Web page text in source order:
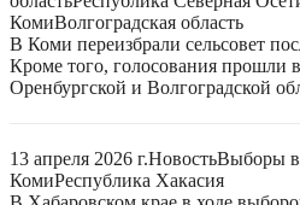
КомиВолгоградская область
В Коми переизбрали сельсовет
Кроме того, голосования прошли
Оренбургской и Волгоградской
13 апреля 2026 г.НовостьВыборы
КомиРеспублика Хакасия